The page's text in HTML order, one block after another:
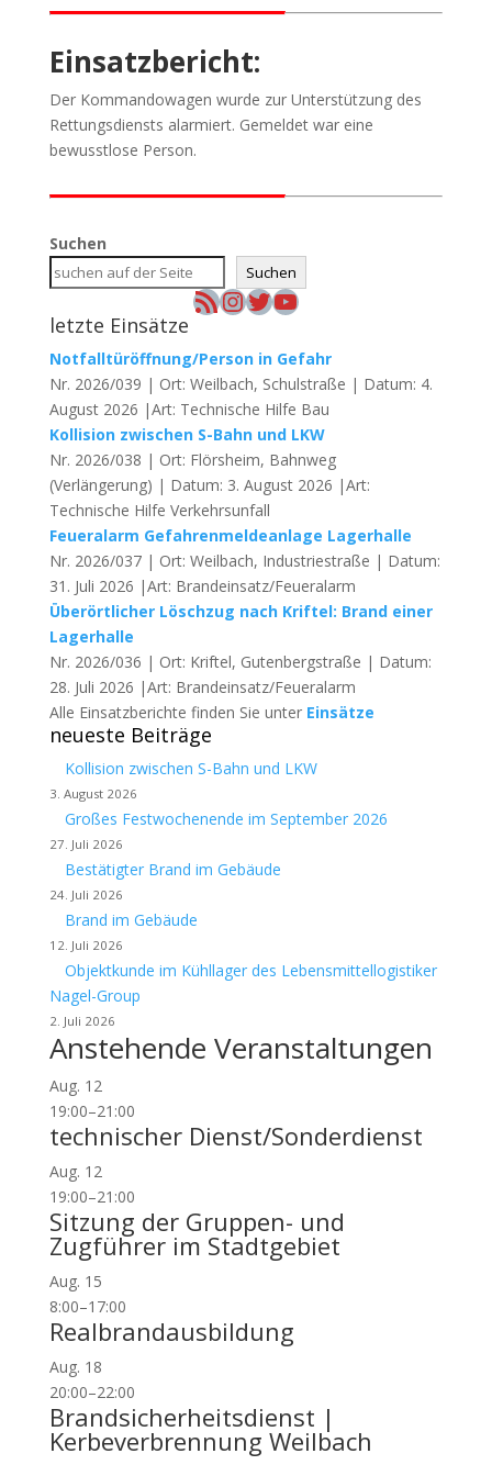
Einsatzbericht:
Der Kommandowagen wurde zur Unterstützung des
Rettungsdiensts alarmiert. Gemeldet war eine
bewusstlose Person.
Suchen
Suchen
RSS-FeedInstagram
Twitter
YouTube
letzte Einsätze
Notfalltüröffnung/Person in Gefahr
Nr. 2026/039 | Ort: Weilbach, Schulstraße | Datum: 4.
August 2026 |Art: Technische Hilfe Bau
Kollision zwischen S-Bahn und LKW
Nr. 2026/038 | Ort: Flörsheim, Bahnweg
(Verlängerung) | Datum: 3. August 2026 |Art:
Technische Hilfe Verkehrsunfall
Feueralarm Gefahrenmeldeanlage Lagerhalle
Nr. 2026/037 | Ort: Weilbach, Industriestraße | Datum:
31. Juli 2026 |Art: Brandeinsatz/Feueralarm
Überörtlicher Löschzug nach Kriftel: Brand einer
Lagerhalle
Nr. 2026/036 | Ort: Kriftel, Gutenbergstraße | Datum:
28. Juli 2026 |Art: Brandeinsatz/Feueralarm
Alle Einsatzberichte finden Sie unter Einsätze
neueste Beiträge
Kollision zwischen S-Bahn und LKW
3. August 2026
Großes Festwochenende im September 2026
27. Juli 2026
Bestätigter Brand im Gebäude
24. Juli 2026
Brand im Gebäude
12. Juli 2026
Objektkunde im Kühllager des Lebensmittellogistiker
Nagel-Group
2. Juli 2026
Anstehende Veranstaltungen
Aug. 12
19:00–21:00
technischer Dienst/Sonderdienst
Aug. 12
19:00–21:00
Sitzung der Gruppen- und
Zugführer im Stadtgebiet
Aug. 15
8:00–17:00
Realbrandausbildung
Aug. 18
20:00–22:00
Brandsicherheitsdienst |
Kerbeverbrennung Weilbach